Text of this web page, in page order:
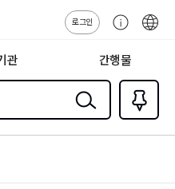
로그인
센
관 간행물
검색
즐겨찾
기0